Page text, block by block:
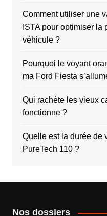
Comment utiliser une
ISTA pour optimiser la
véhicule ?
Pourquoi le voyant
ma Ford Fiesta
Qui rachète les vieux
fonctionne ?
Quelle est la durée de
PureTech 110 ?
Nos dossiers